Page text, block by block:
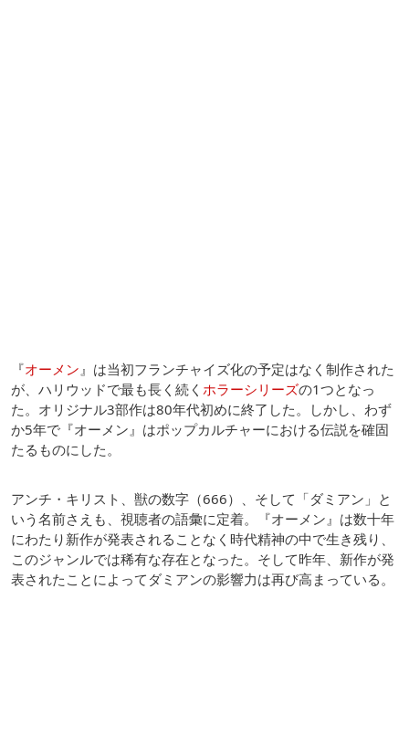
『オーメン 』は当初フランチャイズ化の予定はなく制作された
が、ハリウッドで最も長く続く ホラーシリーズの1つとなっ
た。オリジナル3部作は80年代初めに終了した。しかし、わず
か5年で『オーメン』はポップカルチャーにおける伝説を確固
たるものにした。
アンチ・キリスト、獣の数字（666）、そして「ダミアン」と
いう名前さえも、視聴者の語彙に定着。『オーメン』は数十年
にわたり新作が発表されることなく時代精神の中で生き残り、
このジャンルでは稀有な存在となった。そして昨年、新作が発
表されたことによってダミアンの影響力は再び高まっている。